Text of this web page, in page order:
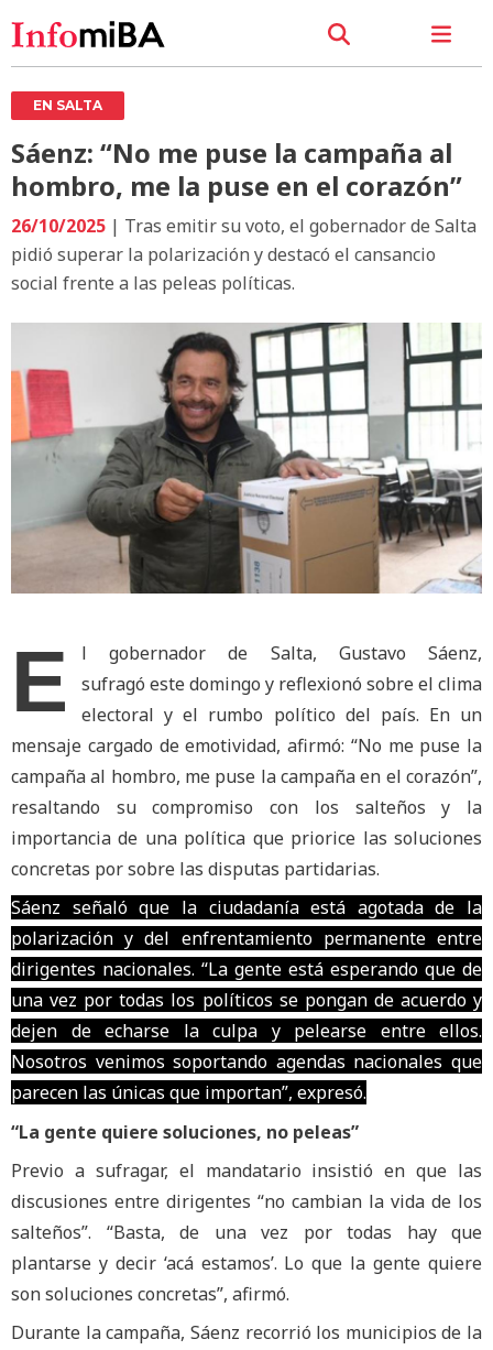
EN SALTA
Sáenz: “No me puse la campaña al
hombro, me la puse en el corazón”
26/10/2025 | Tras emitir su voto, el gobernador de Salta
pidió superar la polarización y destacó el cansancio
social frente a las peleas políticas.
E
l gobernador de Salta, Gustavo Sáenz,
sufragó este domingo y reflexionó sobre el clima
electoral y el rumbo político del país. En un
mensaje cargado de emotividad, afirmó: “No me puse la
campaña al hombro, me puse la campaña en el corazón”,
resaltando su compromiso con los salteños y la
importancia de una política que priorice las soluciones
concretas por sobre las disputas partidarias.
Sáenz señaló que la ciudadanía está agotada de la
polarización y del enfrentamiento permanente entre
dirigentes nacionales. “La gente está esperando que de
una vez por todas los políticos se pongan de acuerdo y
dejen de echarse la culpa y pelearse entre ellos.
Nosotros venimos soportando agendas nacionales que
parecen las únicas que importan”, expresó.
“La gente quiere soluciones, no peleas”
Previo a sufragar, el mandatario insistió en que las
discusiones entre dirigentes “no cambian la vida de los
salteños”. “Basta, de una vez por todas hay que
plantarse y decir ‘acá estamos’. Lo que la gente quiere
son soluciones concretas”, afirmó.
Durante la campaña, Sáenz recorrió los municipios de la